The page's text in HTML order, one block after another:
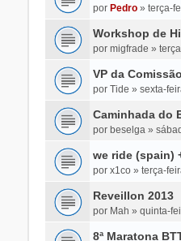
por Pedro» terça-
Workshop de
por migfrade »
VP da
por Tide » sexta-
Caminhada do
por beselga»
we ride (spain)
por x1co» terça-
Reveillon 2013
por Mah » quinta-
8ª Maratona